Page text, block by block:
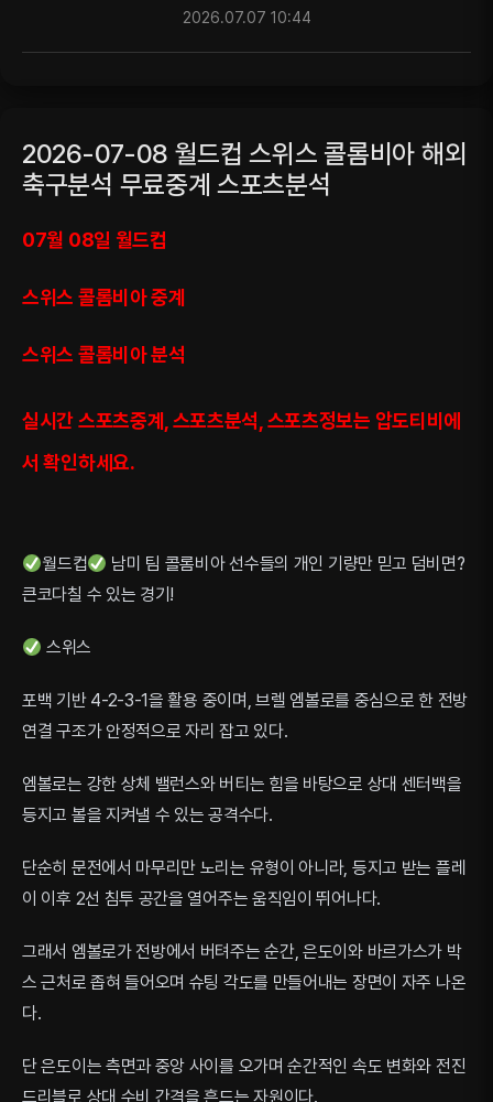
2026.07.07 10:44
2026-07-08 월드컵 스위스 콜롬비아 해외
축구분석 무료중계 스포츠분석
07월 08일 월드컵
스위스 콜롬비아 중계
스위스 콜롬비아 분석
실시간 스포츠중계, 스포츠분석, 스포츠정보는 압도티비에
서 확인하세요.
월드컵
남미 팀 콜롬비아 선수들의 개인 기량만 믿고 덤비면?
큰코다칠 수 있는 경기!
스위스
포백 기반 4-2-3-1을 활용 중이며, 브렐 엠볼로를 중심으로 한 전방
연결 구조가 안정적으로 자리 잡고 있다.
엠볼로는 강한 상체 밸런스와 버티는 힘을 바탕으로 상대 센터백을
등지고 볼을 지켜낼 수 있는 공격수다.
단순히 문전에서 마무리만 노리는 유형이 아니라, 등지고 받는 플레
이 이후 2선 침투 공간을 열어주는 움직임이 뛰어나다.
그래서 엠볼로가 전방에서 버텨주는 순간, 은도이와 바르가스가 박
스 근처로 좁혀 들어오며 슈팅 각도를 만들어내는 장면이 자주 나온
다.
단 은도이는 측면과 중앙 사이를 오가며 순간적인 속도 변화와 전진
드리블로 상대 수비 간격을 흔드는 자원이다.